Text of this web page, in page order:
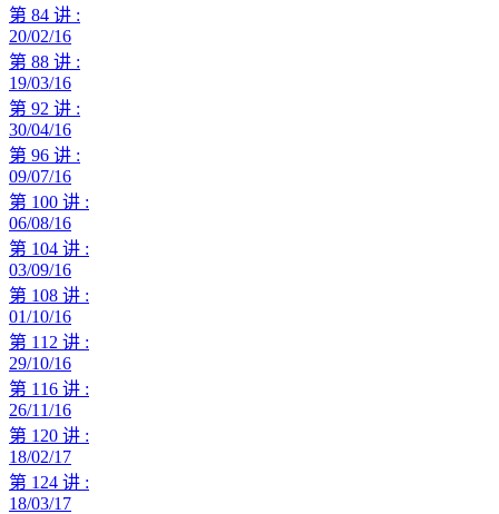
第 84 讲 :
20/02/16
第 88 讲 :
19/03/16
第 92 讲 :
30/04/16
第 96 讲 :
09/07/16
第 100 讲 :
06/08/16
第 104 讲 :
03/09/16
第 108 讲 :
01/10/16
第 112 讲 :
29/10/16
第 116 讲 :
26/11/16
第 120 讲 :
18/02/17
第 124 讲 :
18/03/17